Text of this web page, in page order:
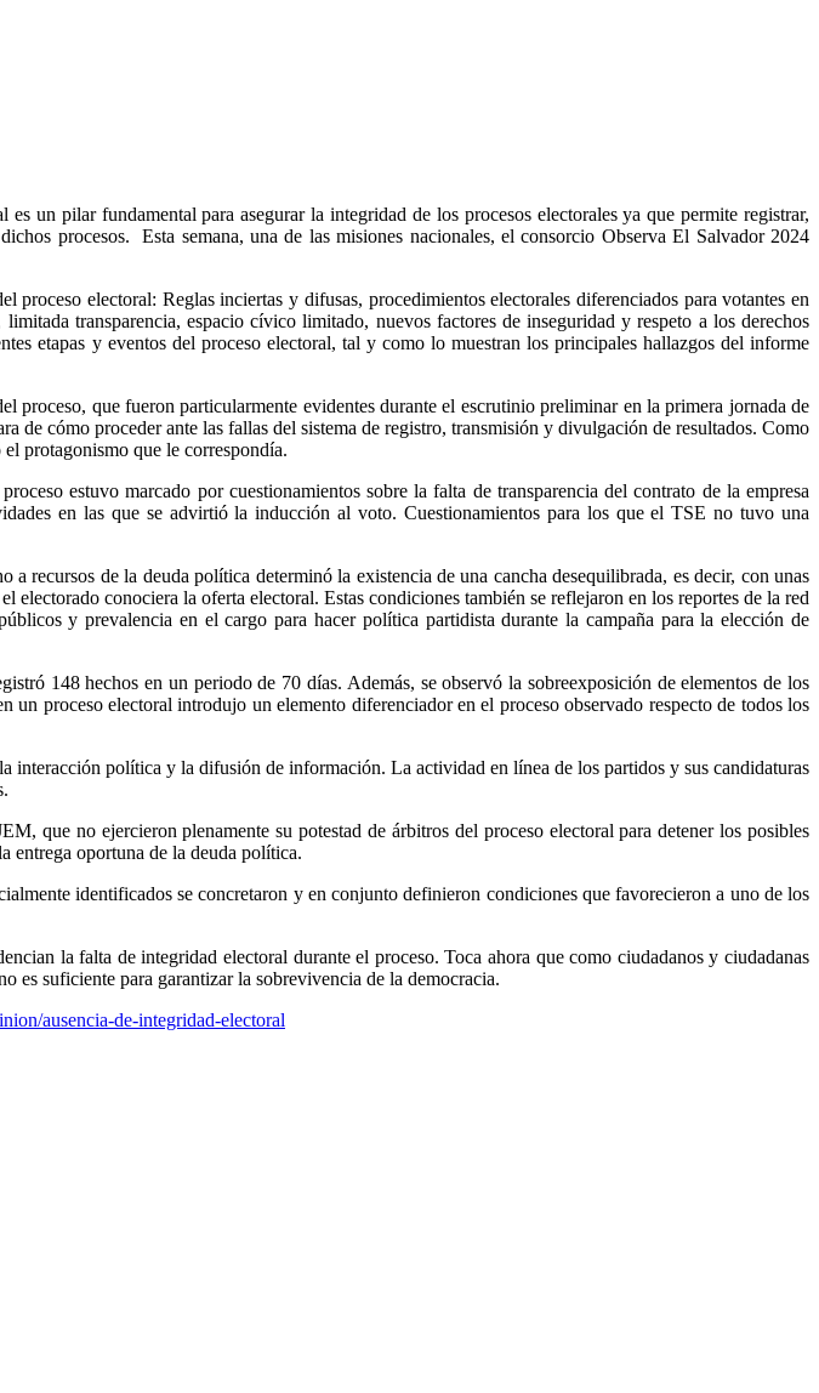
un pilar fundamental para asegurar la integridad de los procesos electorales ya que permite registrar,
procesos. Esta semana, una de las misiones nacionales, el consorcio Observa El Salvador 2024
electoral: Reglas inciertas y difusas, procedimientos electorales diferenciados para votantes en
transparencia, espacio cívico limitado, nuevos factores de inseguridad y respeto a los derechos
etapas y eventos del proceso electoral, tal y como lo muestran los principales hallazgos del informe
proceso, que fueron particularmente evidentes durante el escrutinio preliminar en la primera jornada de
de cómo proceder ante las fallas del sistema de registro, transmisión y divulgación de resultados. Como
protagonismo que le correspondía.
estuvo marcado por cuestionamientos sobre la falta de transparencia del contrato de la empresa
en las que se advirtió la inducción al voto. Cuestionamientos para los que el TSE no tuvo una
recursos de la deuda política determinó la existencia de una cancha desequilibrada, es decir, con unas
conociera la oferta electoral. Estas condiciones también se reflejaron en los reportes de la red
y prevalencia en el cargo para hacer política partidista durante la campaña para la elección de
148 hechos en un periodo de 70 días. Además, se observó la sobreexposición de elementos de los
proceso electoral introdujo un elemento diferenciador en el proceso observado respecto de todos los
interacción política y la difusión de información. La actividad en línea de los partidos y sus candidaturas
que no ejercieron plenamente su potestad de árbitros del proceso electoral para detener los posibles
entrega oportuna de la deuda política.
identificados se concretaron y en conjunto definieron condiciones que favorecieron a uno de los
la falta de integridad electoral durante el proceso. Toca ahora que como ciudadanos y ciudadanas
es suficiente para garantizar la sobrevivencia de la democracia.
ausencia-de-integridad-electoral